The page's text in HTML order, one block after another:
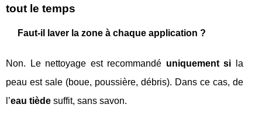
tout le temps
Faut-il laver la zone à chaque application ?
Non. Le nettoyage est recommandé uniquement si la
peau est sale (boue, poussière, débris). Dans ce cas, de
l’eau tiède suffit, sans savon.